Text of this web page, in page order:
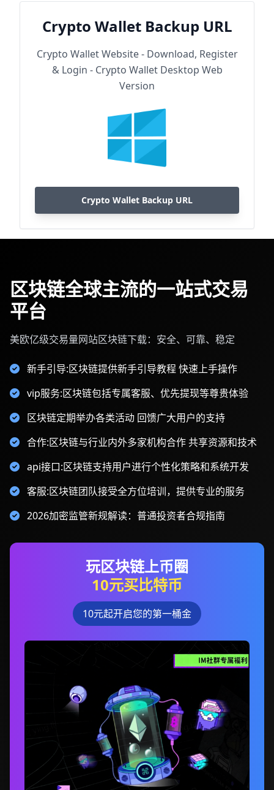
Crypto Wallet Backup URL
Crypto Wallet Website - Download, Register
& Login - Crypto Wallet Desktop Web
Version
Crypto Wallet Backup URL
区块链全球主流的一站式交易
平台
美欧亿级交易量网站区块链下载：安全、可靠、稳定
新手引导:区块链提供新手引导教程 快速上手操作
vip服务:区块链包括专属客服、优先提现等尊贵体验
区块链定期举办各类活动 回馈广大用户的支持
合作:区块链与行业内外多家机构合作 共享资源和技术
api接口:区块链支持用户进行个性化策略和系统开发
客服:区块链团队接受全方位培训，提供专业的服务
2026加密监管新规解读：普通投资者合规指南
玩区块链上币圈
10元买比特币
10元起开启您的第一桶金